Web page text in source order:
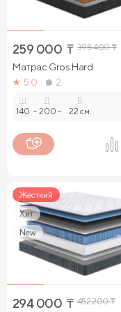
259 000 ₸ 398 400₸
Матрас Gros Hard
5.0
2
140 -
Д.
200 -
В.
22 см.
Жесткий
Хит
New
294 000 ₸ 452 200₸